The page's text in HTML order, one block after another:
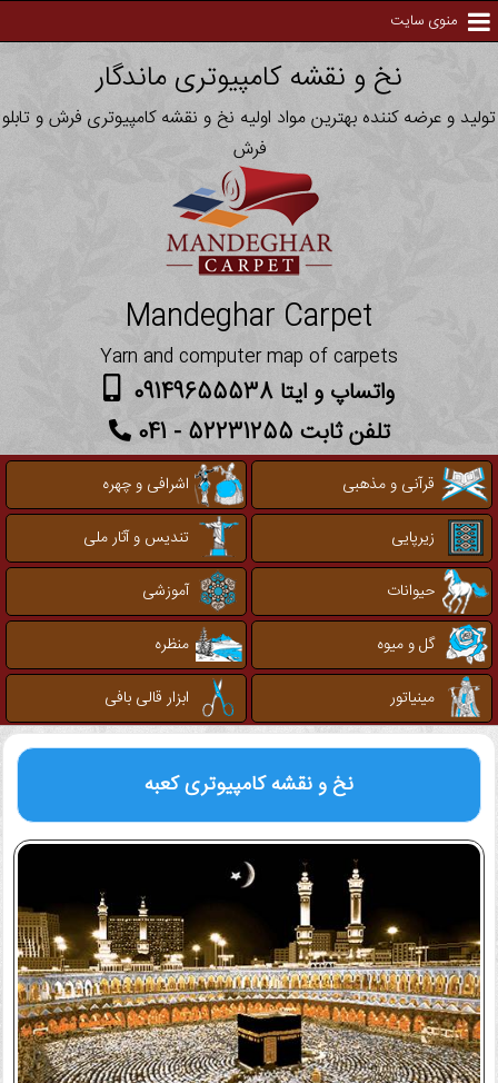
منوی سایت
نخ و نقشه کامپیوتری ماندگار
تولید و عرضه کننده بهترین مواد اولیه نخ و نقشه کامپیوتری فرش و تابلو
فرش
Mandeghar Carpet
Yarn and computer map of carpets
واتساپ و ایتا 09149655538
تلفن ثابت 52231255 - 041
قرآنی و مذهبی
اشرافی و چهره
زیرپایی
تندیس و آثار ملی
حیوانات
آموزشی
گل و میوه
منظره
مینیاتور
ابزار قالی بافی
نخ و نقشه کامپیوتریکعبه